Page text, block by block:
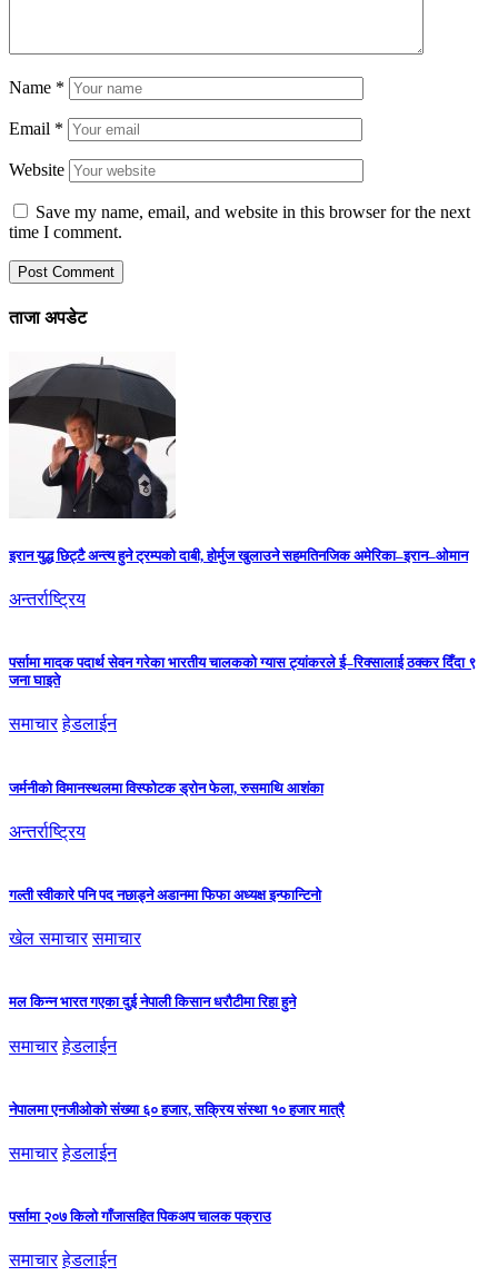
Name *
Email *
Website
Save my name, email, and website in this browser for the next
time I comment.
ताजा अपडेट
इरान युद्ध छिट्टै अन्त्य हुने ट्रम्पको दाबी, होर्मुज खुलाउने सहमतिनजिक अमेरिका–इरान–ओमान
अन्तर्राष्ट्रिय
पर्सामा मादक पदार्थ सेवन गरेका भारतीय चालकको ग्यास ट्यांकरले ई–रिक्सालाई ठक्कर दिँदा ९
जना घाइते
समाचार हेडलाईन
जर्मनीको विमानस्थलमा विस्फोटक ड्रोन फेला, रुसमाथि आशंका
अन्तर्राष्ट्रिय
गल्ती स्वीकारे पनि पद नछाड्ने अडानमा फिफा अध्यक्ष इन्फान्टिनो
खेल समाचार समाचार
मल किन्न भारत गएका दुई नेपाली किसान धरौटीमा रिहा हुने
समाचार हेडलाईन
नेपालमा एनजीओको संख्या ६० हजार, सक्रिय संस्था १० हजार मात्रै
समाचार हेडलाईन
पर्सामा २०७ किलो गाँजासहित पिकअप चालक पक्राउ
समाचार हेडलाईन